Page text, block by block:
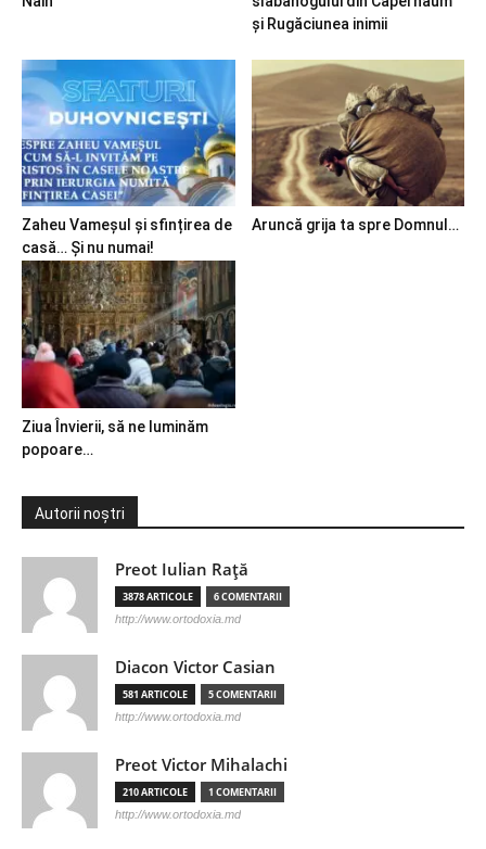
și Rugăciunea inimii
Zaheu Vameșul și sfințirea de
casă… Și nu numai!
Aruncă grija ta spre Domnul…
Ziua Învierii, să ne luminăm
popoare…
Autorii noștri
Preot Iulian Raţă
3878 ARTICOLE 6 COMENTARII
http://www.ortodoxia.md
Diacon Victor Casian
581 ARTICOLE 5 COMENTARII
http://www.ortodoxia.md
Preot Victor Mihalachi
210 ARTICOLE 1 COMENTARII
http://www.ortodoxia.md